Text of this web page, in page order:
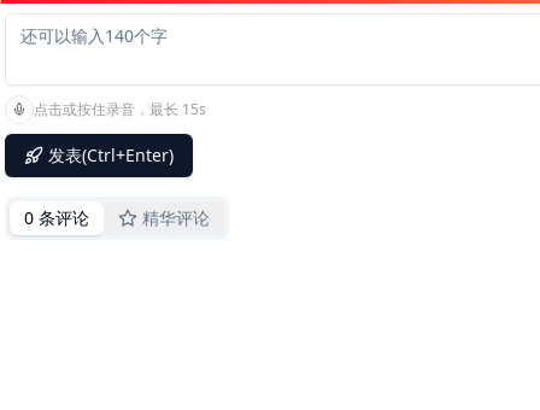
点击或按住录音，最长 15s
发表(Ctrl+Enter)
0 条评论 精华评论